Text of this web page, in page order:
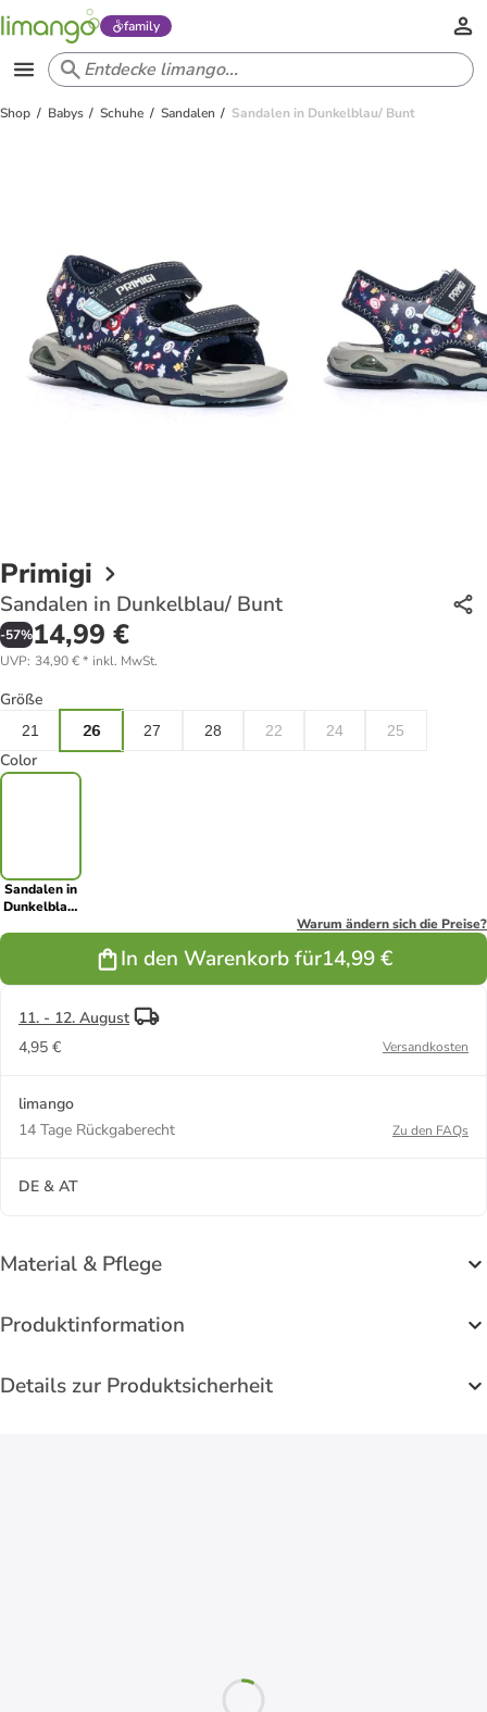
family
Shop Babys Schuhe Sandalen Sandalen in Dunkelblau/ Bunt
Primigi
Sandalen in Dunkelblau/ Bunt
-57%14,99 €
UVP: 34,90 €* inkl. MwSt.
Größe
21 26 27 28 22 24 25
Color
Sandalen in
Dunkelblau/
Warum ändern sich die Preise?
In den Warenkorb für14,99 €
11. - 12. August
4,95 €
Versandkosten
limango
14 Tage Rückgaberecht
Zu den FAQs
DE & AT
Material & Pflege
Produktinformation
Details zur Produktsicherheit